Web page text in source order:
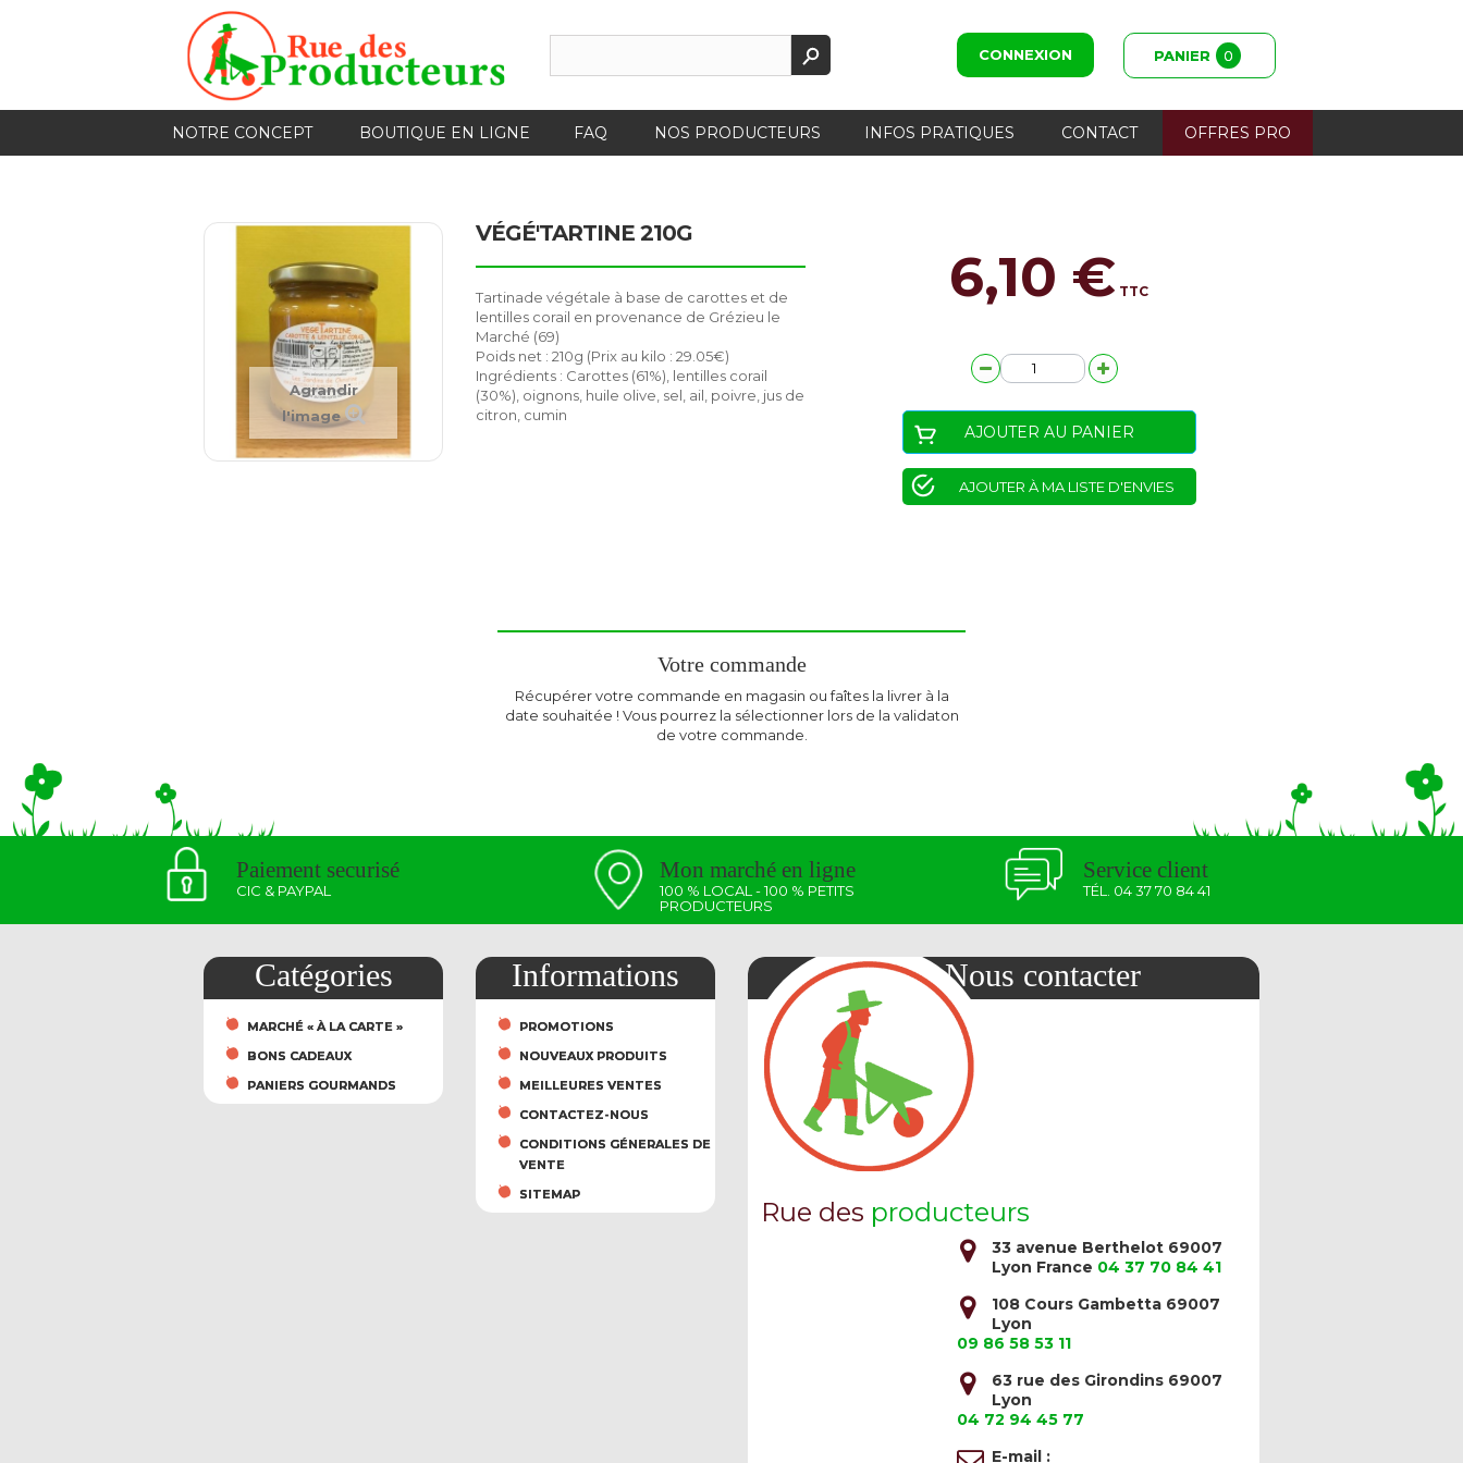
CONNEXION PANIER 0
NOTRE CONCEPT BOUTIQUE EN LIGNE FAQ NOS PRODUCTEURS INFOS PRATIQUES CONTACT OFFRES PRO
Agrandir
l'image
VÉGÉ'TARTINE 210G
Tartinade végétale à base de carottes et de
lentilles corail en provenance de Grézieu le
Marché (69)
Poids net : 210g (Prix au kilo : 29.05€)
Ingrédients : Carottes (61%), lentilles corail
(30%), oignons, huile olive, sel, ail, poivre, jus de
citron, cumin
6,10 € TTC
AJOUTER AU PANIER
AJOUTER À MA LISTE D'ENVIES
Votre commande
Récupérer votre commande en magasin ou faîtes la livrer à la
date souhaitée ! Vous pourrez la sélectionner lors de la validaton
de votre commande.
Paiement securisé
CIC & PAYPAL
Mon marché en ligne
100 % LOCAL - 100 % PETITS
PRODUCTEURS
Service client
TÉL. 04 37 70 84 41
Catégories
MARCHÉ « À LA CARTE »
BONS CADEAUX
PANIERS GOURMANDS
Informations
PROMOTIONS
NOUVEAUX PRODUITS
MEILLEURES VENTES
CONTACTEZ-NOUS
CONDITIONS GÉNERALES DE
VENTE
SITEMAP
Nous contacter
Rue des producteurs
33 avenue Berthelot 69007
Lyon France 04 37 70 84 41
108 Cours Gambetta 69007
Lyon
09 86 58 53 11
63 rue des Girondins 69007
Lyon
04 72 94 45 77
E-mail :